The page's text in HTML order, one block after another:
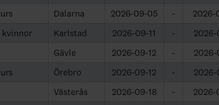
Dalarna 2026-09-05 - 2026-
kvinnor
Karlstad 2026-09-11 - 2026-
Gävle 2026-09-12 - 2026-
Örebro 2026-09-12 - 2026-
Västerås 2026-09-18 - 2026-